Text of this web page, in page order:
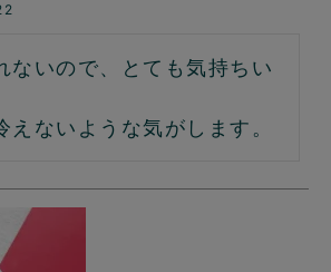
ないので、とても気持ちい
えないような気がします。